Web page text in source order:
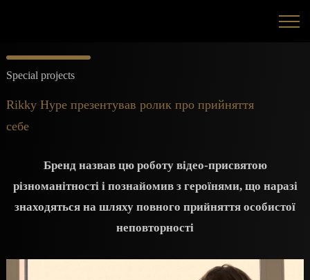
Special projects
Rikky Hype презентував ролик про прийняття
себе
Бренд назвав цю роботу відео-присвятою
різноманітності і познайомив з героїнями, що наразі
знаходяться на шляху повного прийняття особистої
неповторності